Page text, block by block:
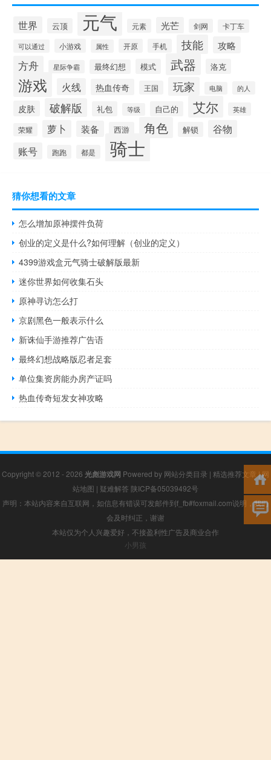
世界 云顶 元气 元素 光芒 剑网 卡丁车
可以通过 小游戏 属性 开原 手机 技能 攻略
方舟 星际争霸 最终幻想 模式 武器 洛克
游戏 火线 热血传奇 王国 玩家 电脑 的人
皮肤 破解版 礼包 等级 自己的 艾尔 英雄
荣耀 萝卜 装备 西游 角色 解锁 谷物
账号 跑跑 都是 骑士
猜你想看的文章
怎么增加原神摆件负荷
创业的定义是什么?如何理解（创业的定义）
4399游戏盒元气骑士破解版最新
迷你世界如何收集石头
原神寻访怎么打
京剧黑色一般表示什么
新诛仙手游推荐广告语
最终幻想战略版忍者足套
单位集资房能办房产证吗
热血传奇短发女神攻略
Copyright © 2012 - 2026 光彪游戏网 Powered by 网站分类目录 | 精选推荐文章 |网
站地图 | 疑难解答 陕ICP备05039492号
声明：本站内容来自互联网，如信息有错误可发邮件到f_fb#foxmail.com说明，我们
会及时纠正，谢谢
本站仅为个人兴趣爱好，不接盈利性广告及商业合作
小男孩